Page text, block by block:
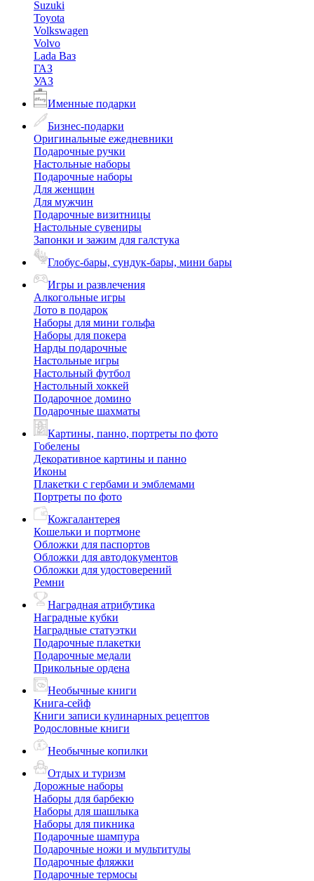
Suzuki
Toyota
Volkswagen
Volvo
Lada Ваз
ГАЗ
УАЗ
Именные подарки
Бизнес-подарки
Оригинальные ежедневники
Подарочные ручки
Настольные наборы
Подарочные наборы
Для женщин
Для мужчин
Подарочные визитницы
Настольные сувениры
Запонки и зажим для галстука
Глобус-бары, сундук-бары, мини бары
Игры и развлечения
Алкогольные игры
Лото в подарок
Наборы для мини гольфа
Наборы для покера
Нарды подарочные
Настольные игры
Настольный футбол
Настольный хоккей
Подарочное домино
Подарочные шахматы
Картины, панно, портреты по фото
Гобелены
Декоративное картины и панно
Иконы
Плакетки с гербами и эмблемами
Портреты по фото
Кожгалантерея
Кошельки и портмоне
Обложки для паспортов
Обложки для автодокументов
Обложки для удостоверений
Ремни
Наградная атрибутика
Наградные кубки
Наградные статуэтки
Подарочные плакетки
Подарочные медали
Прикольные ордена
Необычные книги
Книга-сейф
Книги записи кулинарных рецептов
Родословные книги
Необычные копилки
Отдых и туризм
Дорожные наборы
Наборы для барбекю
Наборы для шашлыка
Наборы для пикника
Подарочные шампура
Подарочные ножи и мультитулы
Подарочные фляжки
Подарочные термосы